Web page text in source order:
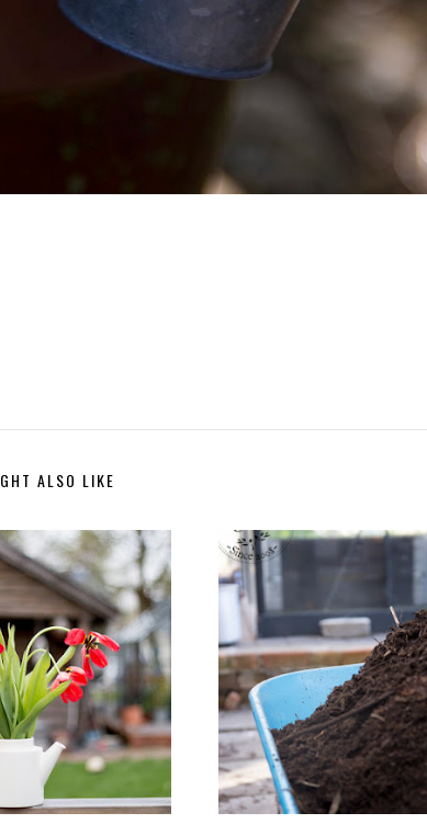
ALSO LIKE